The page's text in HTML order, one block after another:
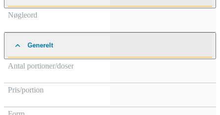
Nøgleord
Generelt
Antal portioner/doser
Pris/portion